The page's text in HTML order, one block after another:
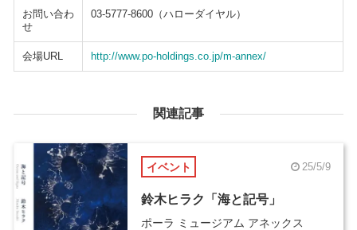
お問い合わ
せ
03-5777-8600（ハローダイヤル）
会場URL http://www.po-holdings.co.jp/m-annex/
関連記事
イベント 25/5/9
鈴木ヒラク「海と記号」
ポーラ ミュージアム アネックス